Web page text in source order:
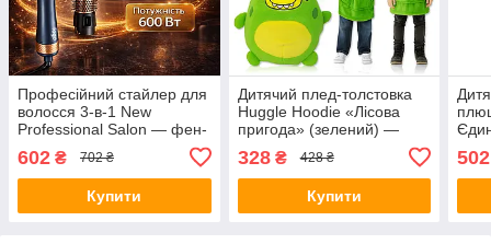
Професійний стайлер для
волосся 3-в-1 New
Professional Salon — фен-
укладка | 600W | 4 режими
нагріву
602 ₴ 702 ₴
Купити
Дитячий плед-толстовка
Huggle Hoodie «Лісова
пригода» (зелений) —
затишний плед-худі 3 в 1
для ігор і відпочинку
328₴ 428 ₴
Купити
502